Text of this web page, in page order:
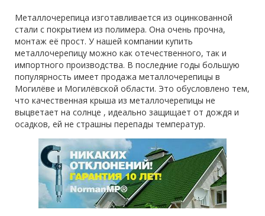
Металлочерепица изготавливается из оцинкованной
стали с покрытием из полимера. Она очень прочна,
монтаж её прост. У нашей компании купить
металлочерепицу можно как отечественного, так и
импортного производства. В последние годы большую
популярность имеет продажа металлочерепицы в
Могилёве и Могилёвской области. Это обусловлено тем,
что качественная крыша из металлочерепицы не
выцветает на солнце , идеально защищает от дождя и
осадков, ей не страшны перепады температур.